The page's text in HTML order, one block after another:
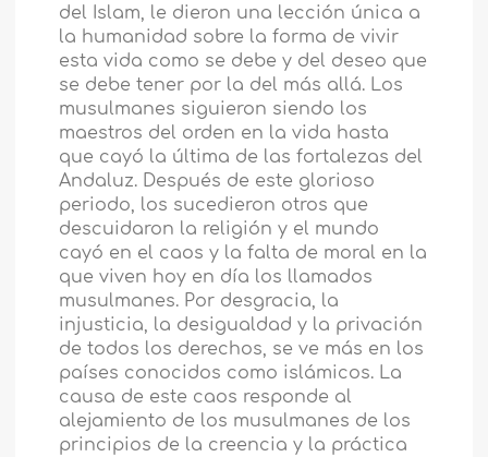
del Islam, le dieron una lección única a
la humanidad sobre la forma de vivir
esta vida como se debe y del deseo que
se debe tener por la del más allá. Los
musulmanes siguieron siendo los
maestros del orden en la vida hasta
que cayó la última de las fortalezas del
Andaluz. Después de este glorioso
periodo, los sucedieron otros que
descuidaron la religión y el mundo
cayó en el caos y la falta de moral en la
que viven hoy en día los llamados
musulmanes. Por desgracia, la
injusticia, la desigualdad y la privación
de todos los derechos, se ve más en los
países conocidos como islámicos. La
causa de este caos responde al
alejamiento de los musulmanes de los
principios de la creencia y la práctica